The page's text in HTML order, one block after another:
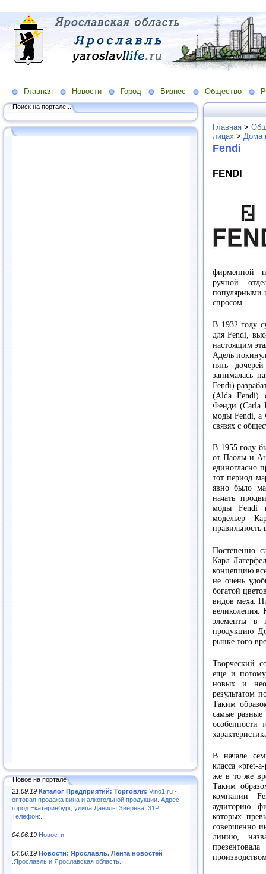
Главная Новости Город Бизнес Общество
Поиск на портале...
Новое на портале
21.09.19 Каталог Предприятий: Торговля: Vino1.ru -
оптовая продажа вина и алкогольной продукции. Адрес:
город Екатеринбург, улица Данилы Зверева, 31Р
Телефон:..
04.06.19 Новости
04.06.19 Новости: Ярославль. Лента новостей
.Ярославль и Ярославская область...
Главная >
лицах > Дома
Fendi
FENDI
фирменной
ручной
популярными
спросом.
В 1932 году
для Fendi,
настоящим
Адель
пять
занималась
Fendi)
(Alda Fendi)
Фенди (Carla
моды Fendi, а
связях с
В 1955 году
от Паолы и
единогласно
тот период
явно было
начать
моды Fendi
модельер
правильность
Постепенно
Карл
концепцию
не очень
богатой
видов меха.
великолепия.
элементы в
продукцию
рынке того
Творческий
еще и
новых и
результатом
Таким
самые разные
особенности
В начале
класса «prеt-
же в то же
Таким
компании
аудиторию
которых
совершенно
линию,